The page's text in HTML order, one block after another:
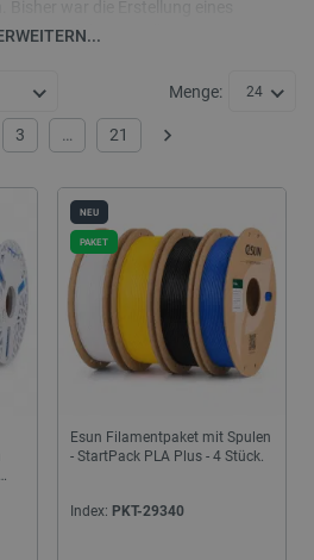
auf der Grundlage seines 3D-
Probleme ist der
3D-Druck
, der
verwendet wird.
die von 3D-Druckern
Menge: 24
3 … 21 Weiter
Esun Filamentpaket mit Spulen
- StartPack PLA Plus - 4 Stück.
Index: PKT-29340
NEU
PAKET